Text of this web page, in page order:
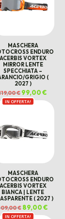
MASCHERA
ENDURO
ACERBIS VORTEX
MIRROR LENTE
SPECCHIATA –
GRIGIO (
2027 )
€ Il
prezzo
originale
era:
99,00€
è:
99,00
IN OFFERTA!
MASCHERA
ENDURO
ACERBIS VORTEX
BIANCA | LENTE
( 2027 )
€ Il
prezzo
originale
89,00€Il
IN OFFERTA!